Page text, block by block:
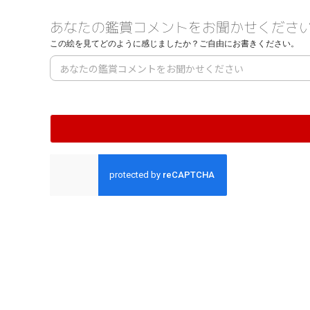
あなたの鑑賞コメントをお聞かせくださ
この絵を見てどのように感じましたか？ご自由にお書きください。